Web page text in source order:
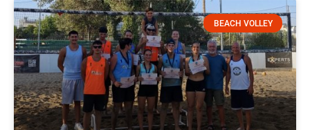
BEACH VOLLEY